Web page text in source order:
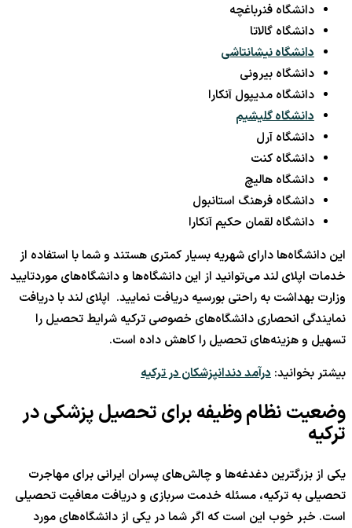
دانشگاه فنرباغچه
دانشگاه گالاتا
دانشگاه نیشانتاشی
دانشگاه بیرونی
دانشگاه مدیپول آنکارا
دانشگاه گلیشیم
دانشگاه آرل
دانشگاه کنت
دانشگاه هالیچ
دانشگاه فرهنگ استانبول
دانشگاه لقمان حکیم آنکارا
این دانشگاه‌ها دارای شهریه بسیار کمتری هستند و شما با استفاده از
خدمات اپلای لند می‌توانید از این دانشگاه‌ها و دانشگاه‌های موردتایید
وزارت بهداشت به راحتی بورسیه دریافت نمایید. اپلای لند با دریافت
نمایندگی انحصاری دانشگاه‌های خصوصی ترکیه شرایط تحصیل را
تسهیل و هزینه‌های تحصیل را کاهش داده است.
بیشتر بخوانید: درآمد دندانپزشکان در ترکیه
وضعیت نظام وظیفه برای تحصیل پزشکی در
ترکیه
یکی از بزرگترین دغدغه‌ها و چالش‌های پسران ایرانی برای مهاجرت
تحصیلی به ترکیه، مسئله خدمت سربازی و دریافت معافیت تحصیلی
است. خبر خوب این است که اگر شما در یکی از دانشگاه‌های مورد